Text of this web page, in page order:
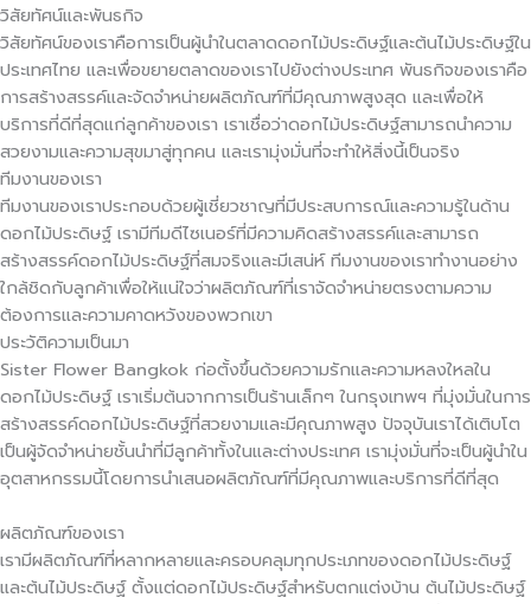
วิสัยทัศน์และพันธกิจ
วิสัยทัศน์ของเราคือการเป็นผู้นำในตลาดดอกไม้ประดิษฐ์และต้นไม้ประดิษฐ์ใน
ประเทศไทย และเพื่อขยายตลาดของเราไปยังต่างประเทศ พันธกิจของเราคือ
การสร้างสรรค์และจัดจำหน่ายผลิตภัณฑ์ที่มีคุณภาพสูงสุด และเพื่อให้
บริการที่ดีที่สุดแก่ลูกค้าของเรา เราเชื่อว่าดอกไม้ประดิษฐ์สามารถนำความ
สวยงามและความสุขมาสู่ทุกคน และเรามุ่งมั่นที่จะทำให้สิ่งนี้เป็นจริง
ทีมงานของเรา
ทีมงานของเราประกอบด้วยผู้เชี่ยวชาญที่มีประสบการณ์และความรู้ในด้าน
ดอกไม้ประดิษฐ์ เรามีทีมดีไซเนอร์ที่มีความคิดสร้างสรรค์และสามารถ
สร้างสรรค์ดอกไม้ประดิษฐ์ที่สมจริงและมีเสน่ห์ ทีมงานของเราทำงานอย่าง
ใกล้ชิดกับลูกค้าเพื่อให้แน่ใจว่าผลิตภัณฑ์ที่เราจัดจำหน่ายตรงตามความ
ต้องการและความคาดหวังของพวกเขา
ประวัติความเป็นมา
Sister Flower Bangkok ก่อตั้งขึ้นด้วยความรักและความหลงใหลใน
ดอกไม้ประดิษฐ์ เราเริ่มต้นจากการเป็นร้านเล็กๆ ในกรุงเทพฯ ที่มุ่งมั่นในการ
สร้างสรรค์ดอกไม้ประดิษฐ์ที่สวยงามและมีคุณภาพสูง ปัจจุบันเราได้เติบโต
เป็นผู้จัดจำหน่ายชั้นนำที่มีลูกค้าทั้งในและต่างประเทศ เรามุ่งมั่นที่จะเป็นผู้นำใน
อุตสาหกรรมนี้โดยการนำเสนอผลิตภัณฑ์ที่มีคุณภาพและบริการที่ดีที่สุด
ผลิตภัณฑ์ของเรา
เรามีผลิตภัณฑ์ที่หลากหลายและครอบคลุมทุกประเภทของดอกไม้ประดิษฐ์
และต้นไม้ประดิษฐ์ ตั้งแต่ดอกไม้ประดิษฐ์สำหรับตกแต่งบ้าน ต้นไม้ประดิษฐ์